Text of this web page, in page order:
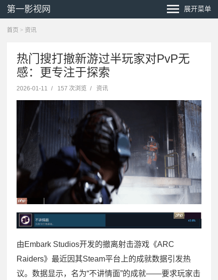
第一影视网 展开菜单
首页 > 资讯
热门搜打撤新游过半玩家对PvP无
感：更专注于探索
2026-01-11 / 157 次浏览 / 资讯
由Embark Studios开发的撤离射击游戏《ARC
Raiders》最近因其Steam平台上的成就数据引发热
议。数据显示，名为“不讲情面”的成就——要求玩家击